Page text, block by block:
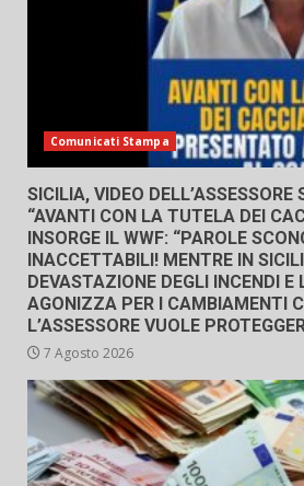
Comunicati Stampa
SICILIA, VIDEO
“AVANTI CON LA TUTELA DEI
INSORGE IL WWF: “PAROLE
INACCETTABILI! MENTRE IN
DEVASTAZIONE DEGLI INCENDI E
AGONIZZA PER I CAMBIAMENTI
L’ASSESSORE VUOLE
7 Agosto 2026